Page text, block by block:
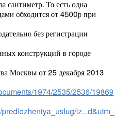
сантиметр. То есть одна
обходится от 4500р при
без регистрации
конструкций в городе
Москвы от 25 декабря 2013
1974/2535/2536/19869